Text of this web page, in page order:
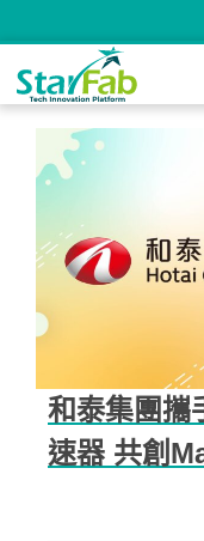
和泰集團攜
速器 共創